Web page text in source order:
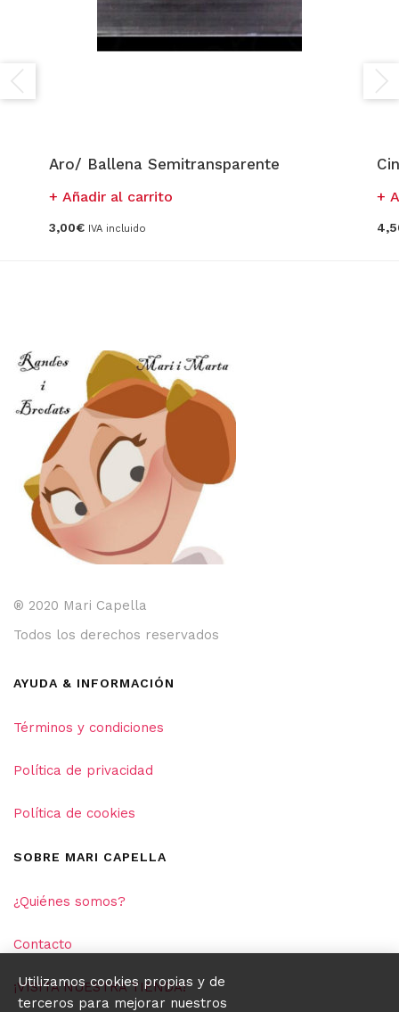
Aro/ Ballena Semitransparente
Añadir al carrito
3,00€ IVA incluido
® 2020 Mari Capella
Todos los derechos reservados
AYUDA & INFORMACIÓN
Términos y condiciones
Política de privacidad
Política de cookies
SOBRE MARI CAPELLA
¿Quiénes somos?
Contacto
¡VISITA NUESTRA TIENDA!
Utilizamos cookies propias y de
terceros para mejorar nuestros